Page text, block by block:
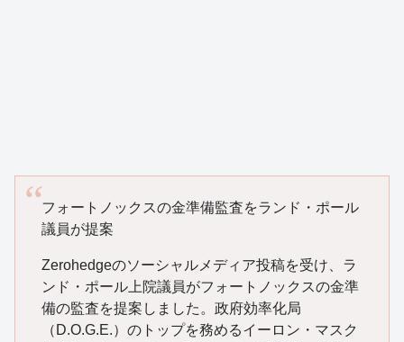
フォートノックスの金準備監査をランド・ポール
議員が提案
Zerohedgeのソーシャルメディア投稿を受け、ラ
ンド・ポール上院議員がフォートノックスの金準
備の監査を提案しました。政府効率化局
（D.O.G.E.）のトップを務めるイーロン・マスク